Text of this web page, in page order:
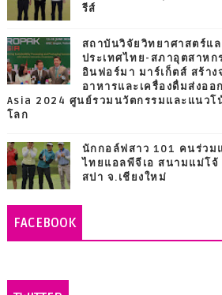
รีส์
สถาบันวิจัยวิทยาศาสตร์แ
ประเทศไทย-สภาอุตสาห
อินฟอร์มา มาร์เก็ตส์ สร้า
อาหารและเครื่องดื่มส่งอ
Asia 2024 ศูนย์รวมนวัตกรรมและแนว
โลก
นักกอล์ฟสาว 101 คนร่วม
ไทยแอลพีจีเอ สนามแม่โ
สปา จ.เชียงใหม่
FACEBOOK